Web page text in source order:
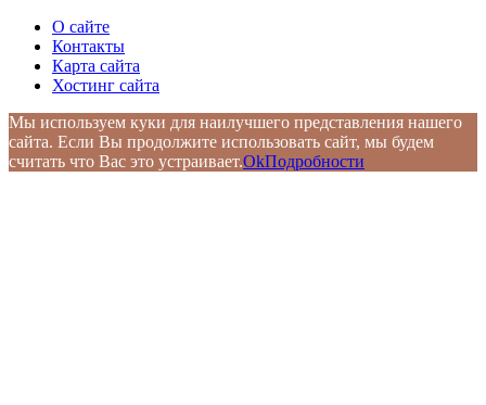
О сайте
Контакты
Карта сайта
Хостинг сайта
Мы используем куки для наилучшего представления нашего
сайта. Если Вы продолжите использовать сайт, мы будем
считать что Вас это устраивает.OkПодробности